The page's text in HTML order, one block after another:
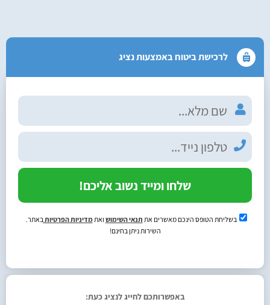
לרכישת ביטוח באמצעות נציג
שלחו ומייד נשוב אליכם!
בשליחת הטופס הינכם מאשרים את תנאי השימוש ואתמדיניות הפרטיותבאתר.
השירות ניתן בחינם!
באפשרותכם לחייג לנציג כעת: